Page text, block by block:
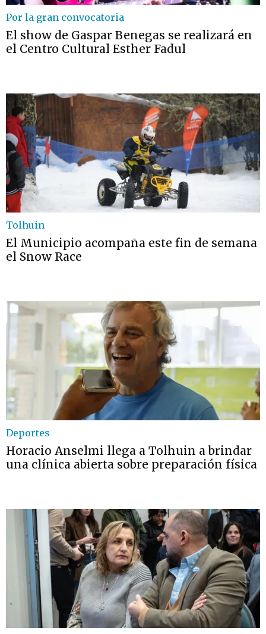
Por la gran convocatoria
El show de Gaspar Benegas se realizará en
el Centro Cultural Esther Fadul
Tolhuin
El Municipio acompaña este fin de semana
el Snow Race
Deportes
Horacio Anselmi llega a Tolhuin a brindar
una clínica abierta sobre preparación física